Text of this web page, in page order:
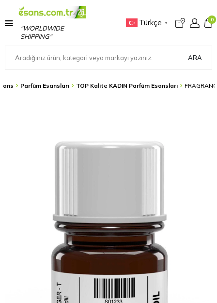
"WORLDWIDE
SHIPPING"
Türkçe ▼
0
ARA
Parfüm Esansları TOP Kalite KADIN Parfüm Esansları